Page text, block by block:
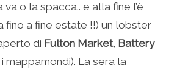
o la spacca.. e alla fine l’è
fino a fine estate !!) un lobster
di Fulton Market, Battery
mappamondi). La sera la